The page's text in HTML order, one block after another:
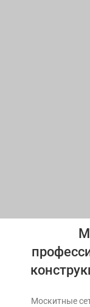
Москитные